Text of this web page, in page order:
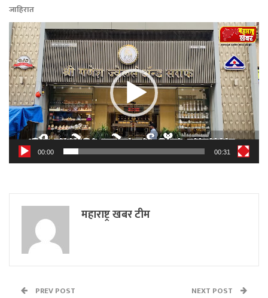
जाहिरात
Video
Player
00:00 00:31
महाराष्ट्र खबर टीम
PREV POST NEXT POST